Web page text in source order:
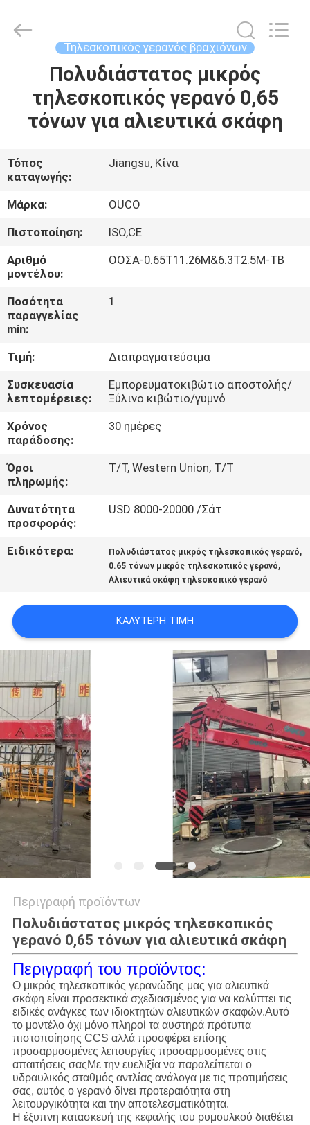
ΠΡΟΪΌΝΤΑ
ΒΊΝΤΕΟ
ΕΜΦΆΝΙΣΗ
VR
ΣΧΕΤΙΚΆ
ΜΕ
ΕΜΆΣ
ΕΠΙΣΚΈΨΕΙΣ
ΣΤΟ
ΕΡΓΟΣΤΆΣΙΟ
ΈΛΕΓΧΟΣ
ΠΟΙΌΤΗΤΑΣ
ΕΙΔΉΣΕΙΣ
CONTACT
US
SITEMAP
ΠΟΛΙΤΙΚΉ
ΑΠΟΡΡΉΤΟΥ
GROUP
Τηλεσκοπικός γερανός βραχιόνων
Πολυδιάστατος μικρός
τηλεσκοπικός γερανό 0,65
τόνων για αλιευτικά σκάφη
Τόπος
καταγωγής:
Jiangsu, Κίνα
Μάρκα:
OUCO
Πιστοποίηση:
ISO,CE
Αριθμό
μοντέλου:
ΟΟΣΑ-0.65T11.26M&6.3T2.5M-TB
Ποσότητα
παραγγελίας
min:
1
Τιμή:
Διαπραγματεύσιμα
Συσκευασία
λεπτομέρειες:
Εμπορευματοκιβώτιο αποστολής/
Ξύλινο κιβώτιο/γυμνό
Χρόνος
παράδοσης:
30 ημέρες
Όροι
πληρωμής:
T/T, Western Union, T/T
Δυνατότητα
προσφοράς:
USD 8000-20000 /Σάτ
Ειδικότερα: Πολυδιάστατος μικρός τηλεσκοπικός γερανό,
0.65 τόνων μικρός τηλεσκοπικός γερανό,
Αλιευτικά σκάφη τηλεσκοπικό γερανό
ΚΑΛΎΤΕΡΗ ΤΙΜΉ
Περιγραφή προϊόντων
Πολυδιάστατος μικρός τηλεσκοπικός
γερανό 0,65 τόνων για αλιευτικά σκάφη
Περιγραφή του προϊόντος:
Ο μικρός τηλεσκοπικός γερανώδης μας για αλιευτικά
σκάφη είναι προσεκτικά σχεδιασμένος για να καλύπτει τις
ειδικές ανάγκες των ιδιοκτητών αλιευτικών σκαφών.Αυτό
το μοντέλο όχι μόνο πληροί τα αυστηρά πρότυπα
πιστοποίησης CCS αλλά προσφέρει επίσης
προσαρμοσμένες λειτουργίες προσαρμοσμένες στις
απαιτήσεις σαςΜε την ευελιξία να παραλείπεται ο
υδραυλικός σταθμός αντλίας ανάλογα με τις προτιμήσεις
σας, αυτός ο γερανό δίνει προτεραιότητα στη
λειτουργικότητα και την αποτελεσματικότητα.
Η έξυπνη κατασκευή της κεφαλής του ρυμουλκού διαθέτει